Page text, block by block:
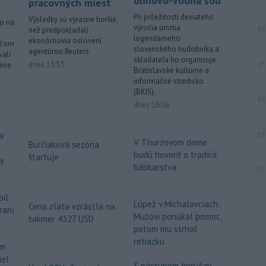
na
Výsledky sú výrazne horšie,
než predpokladali
ekonómovia oslovení
agentúrou Reuters.
dnes 15:53
Burčiaková sezóna
štartuje
Cena zlata vzrástla na
takmer 4327 USD
Pri príležitosti deviateho
výročia úmrtia
legendárneho
slovenského hudobníka a
skladateľa ho organizuje
Bratislavské kultúrne a
informačné stredisko
(BKIS).
dnes 16:06
V Thurzovom dome
budú hovoriť o tradícii
bábkarstva
Lúpež v Michalovciach:
Mužovi ponúkal pomoc,
potom mu strhol
retiazku